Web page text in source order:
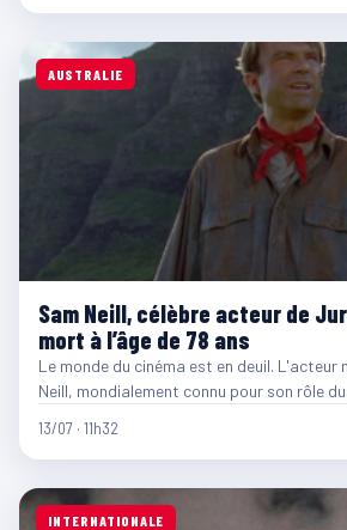
AUSTRALIE
Sam Neill, célèbre acteur de
mort à l’âge de 78 ans
Le monde du cinéma est en deuil. L'acteur
Neill, mondialement connu pour son rôle
13/07 · 11h32
INTERNATIONALE